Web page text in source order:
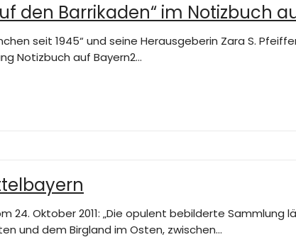
den Barrikaden“ im Notizbuch
seit 1945“ und seine Herausgeberin Zara S.
Notizbuch auf Bayern2…
24. Oktober 2011: „Die opulent bebilderte Sammlung
und dem Birgland im Osten, zwischen…